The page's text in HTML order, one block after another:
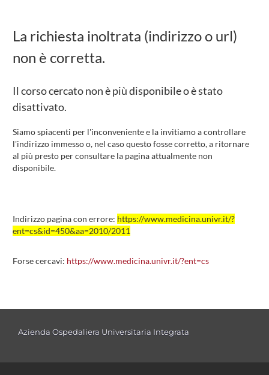
La richiesta inoltrata (indirizzo o url)
non è corretta.
Il corso cercato non è più disponibile o è stato
disattivato.
Siamo spiacenti per l'inconveniente e la invitiamo a controllare
l'indirizzo immesso o, nel caso questo fosse corretto, a ritornare
al più presto per consultare la pagina attualmente non
disponibile.
Indirizzo pagina con errore: https://www.medicina.univr.it/?
ent=cs&id=450&aa=2010/2011
Forse cercavi: https://www.medicina.univr.it/?ent=cs
Azienda Ospedaliera Universitaria Integrata